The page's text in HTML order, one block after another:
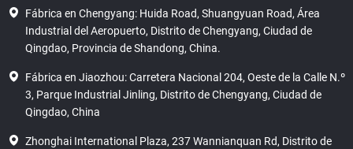
Fábrica en Chengyang: Huida Road, Shuangyuan Road, Área
Industrial del Aeropuerto, Distrito de Chengyang, Ciudad de
Qingdao, Provincia de Shandong, China.
Fábrica en Jiaozhou: Carretera Nacional 204, Oeste de la Calle N.º
3, Parque Industrial Jinling, Distrito de Chengyang, Ciudad de
Qingdao, China
Zhonghai International Plaza, 237 Wannianquan Rd, Distrito de